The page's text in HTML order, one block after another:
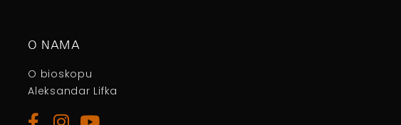
O NAMA
O bioskopu
Aleksandar Lifka